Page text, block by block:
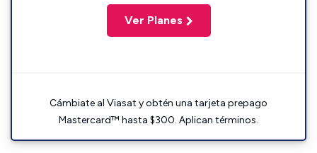
Ver Planes
Cámbiate al Viasat y obtén una tarjeta prepago
Mastercard™ hasta $300. Aplican términos.